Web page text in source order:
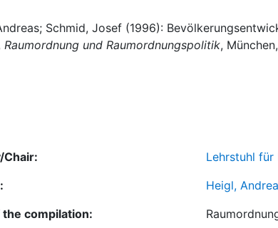
Schmid, Josef (1996):
Raumordnung und Raumordnungspolitik,
Chair:
Lehrstuhl für
Heigl,
compilation: